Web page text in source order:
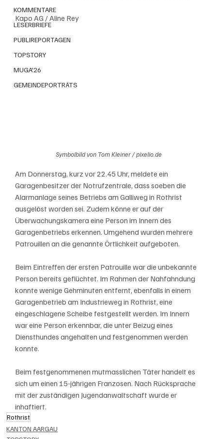
KOMMENTARE
LESERBRIEFE
PUBLIREPORTAGEN
TOPSTORY
MUGA'26
GEMEINDEPORTRÄTS
Kapo AG / Aline Rey
Symbolbild von Tom Kleiner / pixelio.de
Am Donnerstag, kurz vor 22.45 Uhr, meldete ein
Garagenbesitzer der Notrufzentrale, dass soeben die
Alarmanlage seines Betriebs am Galliweg in Rothrist
ausgelöst worden sei. Zudem könne er auf der
Überwachungskamera eine Person im Innern des
Garagenbetriebs erkennen. Umgehend wurden mehrere
Patrouillen an die genannte Örtlichkeit aufgeboten.
Beim Eintreffen der ersten Patrouille war die unbekannte
Person bereits geflüchtet. Im Rahmen der Nahfahndung
konnte wenige Gehminuten entfernt, ebenfalls in einem
Garagenbetrieb am Industrieweg in Rothrist, eine
eingeschlagene Scheibe festgestellt werden. Im Innern
war eine Person erkennbar, die unter Beizug eines
Diensthundes angehalten und festgenommen werden
konnte.
Beim festgenommenen mutmasslichen Täter handelt es
sich um einen 15-jährigen Franzosen. Nach Rücksprache
mit der zuständigen Jugendanwaltschaft wurde er
inhaftiert.
Rothrist
KANTON AARGAU